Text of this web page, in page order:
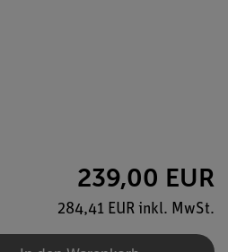
239,00 EUR
284,41 EUR inkl. MwSt.